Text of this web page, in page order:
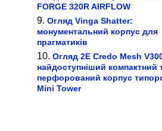
FORGE 320R AIRFLOW
Огляд Vinga Shatter:
монументальний корпус для
прагматиків
Огляд 2E Credo Mesh
найдоступніший компактний
перфорований корпус
Mini Tower